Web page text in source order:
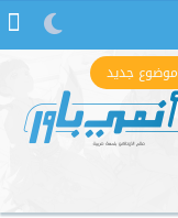
موضوع جديد